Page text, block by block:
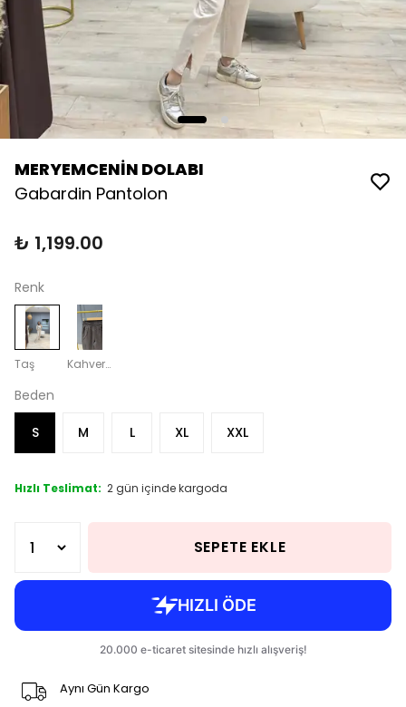
MERYEMCENİN DOLABI
Gabardin Pantolon
₺ 1,199.00
Renk
Taş Kahverengi
Beden
S M L XL XXL
Hızlı Teslimat: 2 gün içinde kargoda
SEPETE EKLE
Aynı Gün Kargo